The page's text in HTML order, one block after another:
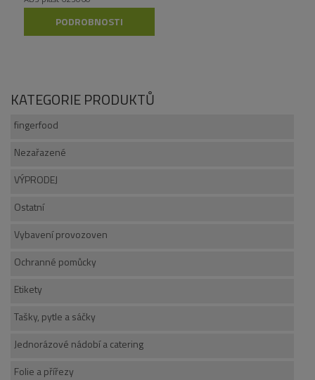
PODROBNOSTI
KATEGORIE PRODUKTŮ
fingerfood
Nezařazené
VÝPRODEJ
Ostatní
Vybavení provozoven
Ochranné pomůcky
Etikety
Tašky, pytle a sáčky
Jednorázové nádobí a catering
Folie a přířezy